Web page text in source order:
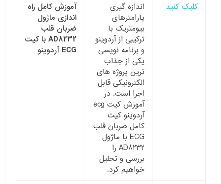
کلیک کنید
اندازه گیری
پارامترهای
بیومتریک با
ترکیبی از آردوینو
و برنامه نویسی
یکی از جذاب
ترین پروژه های
الکترونیکی قابل
اجرا است. در
آموزش کیت ecg
آردوینو کیت
کامل ضربان قلب
ECG با ماژول
AD8232 را
بررسی و تحلیل
خواهیم کرد.
آموزش کامل راه
اندازی ماژول
ضربان قلب
AD8232 با کیت
ECG آردوینو